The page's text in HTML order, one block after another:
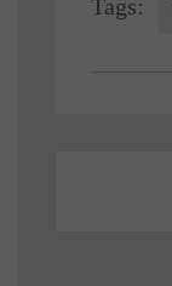
Tags: